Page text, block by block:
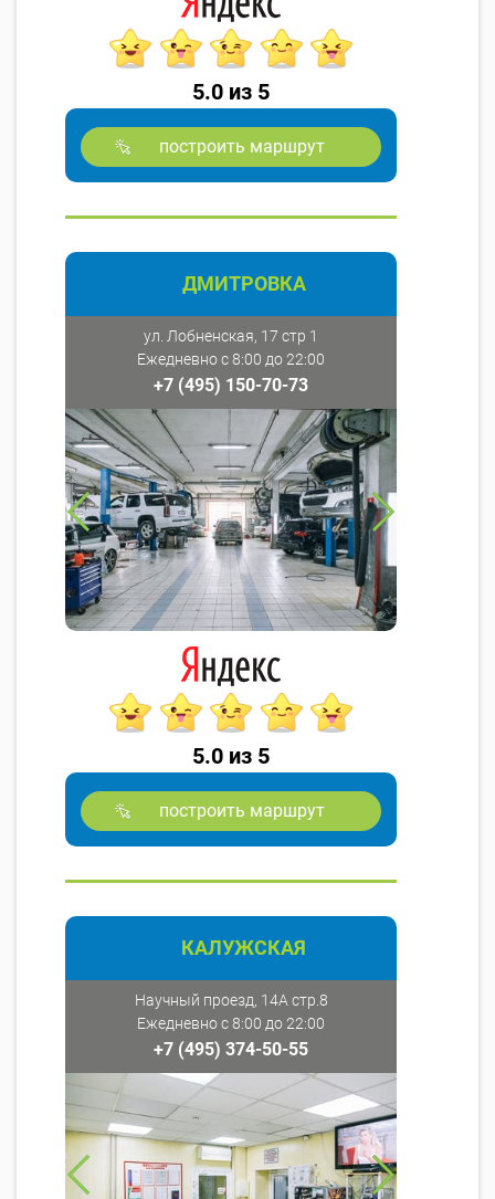
5.0 из 5
построить маршрут
ДМИТРОВКА
ул. Лобненская, 17 стр 1
Ежедневно с 8:00 до 22:00
+7 (495) 150-70-73
5.0 из 5
построить маршрут
КАЛУЖСКАЯ
Научный проезд, 14А стр.8
Ежедневно с 8:00 до 22:00
+7 (495) 374-50-55